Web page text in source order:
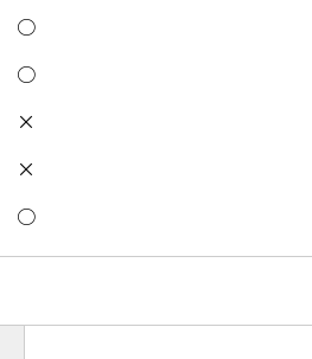
○
○
×
×
○